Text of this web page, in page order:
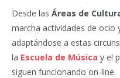
Desde las Áreas de
marcha actividades de ocio
adaptándose a estas
la Escuela de Música y el
siguen funcionando on-line.